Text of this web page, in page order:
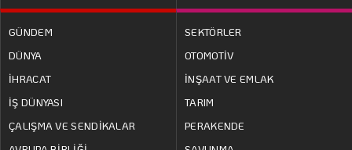
GÜNDEM
DÜNYA
İHRACAT
İŞ DÜNYASI
ÇALIŞMA VE SENDİKALAR
SEKTÖRLER
OTOMOTİV
İNŞAAT VE EMLAK
TARIM
PERAKENDE